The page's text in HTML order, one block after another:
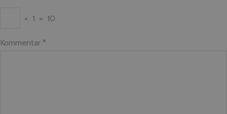
+ 1 = 10
Kommentar *